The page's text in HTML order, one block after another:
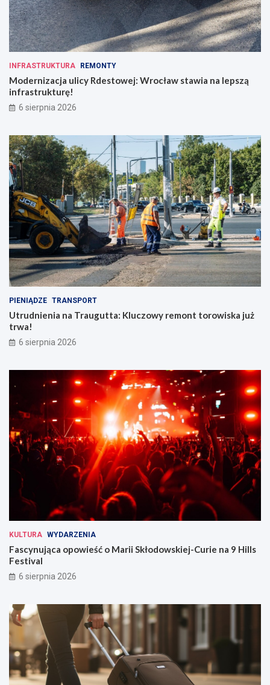
INFRASTRUKTURA REMONTY
Modernizacja ulicy Rdestowej: Wrocław stawia na lepszą
infrastrukturę!
6 sierpnia 2026
PIENIĄDZE TRANSPORT
Utrudnienia na Traugutta: Kluczowy remont torowiska już
trwa!
6 sierpnia 2026
KULTURA WYDARZENIA
Fascynująca opowieść o Marii Skłodowskiej-Curie na 9 Hills
Festival
6 sierpnia 2026